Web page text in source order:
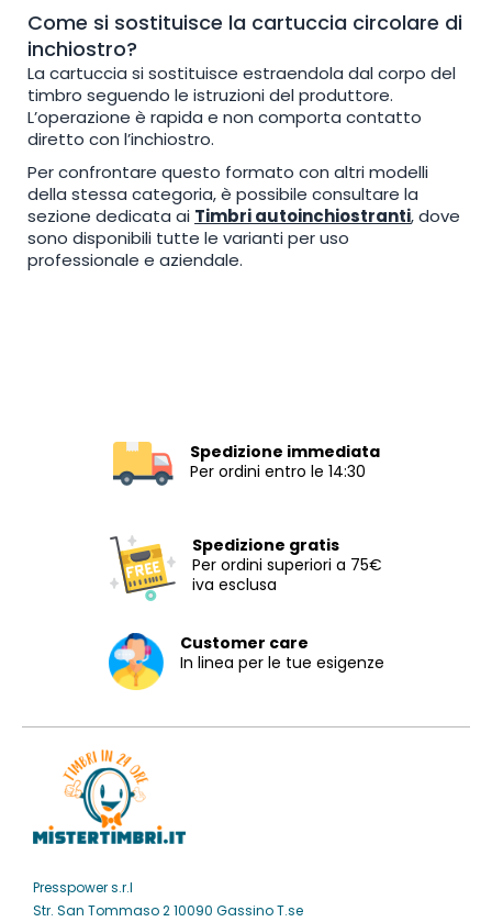
Come si sostituisce la cartuccia circolare di
inchiostro?
La cartuccia si sostituisce estraendola dal corpo del
timbro seguendo le istruzioni del produttore.
L’operazione è rapida e non comporta contatto
diretto con l’inchiostro.
Per confrontare questo formato con altri modelli
della stessa categoria, è possibile consultare la
sezione dedicata ai Timbri autoinchiostranti, dove
sono disponibili tutte le varianti per uso
professionale e aziendale.
Spedizione immediata
Per ordini entro le 14:30
Spedizione gratis
Per ordini superiori a 75€
iva esclusa
Customer care
In linea per le tue esigenze
Presspower s.r.l
Str. San Tommaso 2 10090 Gassino T.se